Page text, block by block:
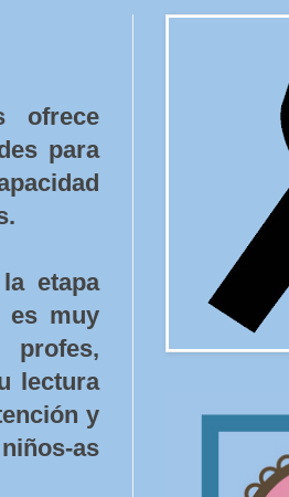
ofrece
para
etapa
es muy
lectura
y
as